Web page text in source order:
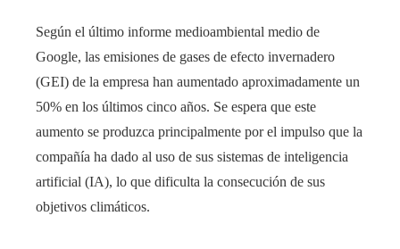
Según el último informe medioambiental medio de
Google, las emisiones de gases de efecto invernadero
(GEI) de la empresa han aumentado aproximadamente un
50% en los últimos cinco años. Se espera que este
aumento se produzca principalmente por el impulso que la
compañía ha dado al uso de sus sistemas de inteligencia
artificial (IA), lo que dificulta la consecución de sus
objetivos climáticos.